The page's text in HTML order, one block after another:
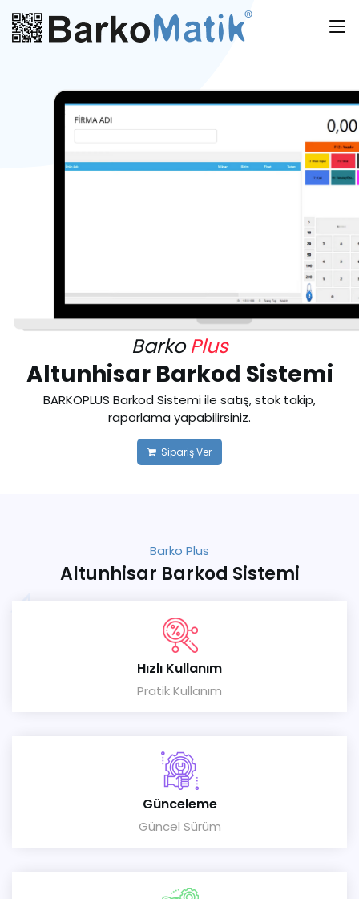
BarkoPlus
Altunhisar Barkod Sistemi
BARKOPLUS Barkod Sistemi ile satış, stok takip,
raporlama yapabilirsiniz.
Sipariş Ver
Barko Plus
Altunhisar Barkod Sistemi
Hızlı Kullanım
Pratik Kullanım
Günceleme
Güncel Sürüm